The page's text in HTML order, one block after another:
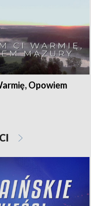
Opowiem